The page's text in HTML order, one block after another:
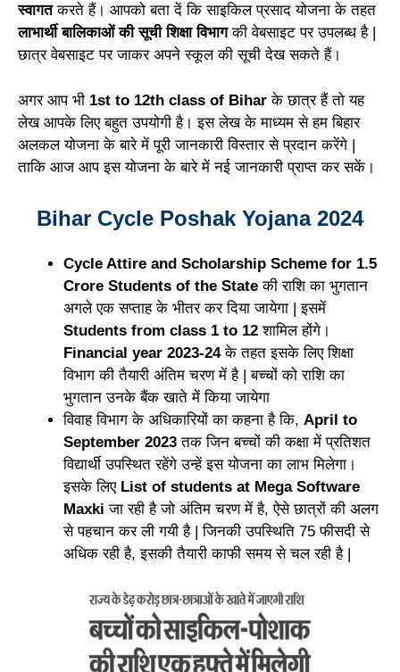
स्वागतकरते हैं। आपको बता दें कि साइकिल प्रसाद योजना के तहत
लाभार्थी बालिकाओं की सूची शिक्षा विभागकी वेबसाइट पर उपलब्ध है |
छात्र वेबसाइट पर जाकर अपने स्कूल की सूची देख सकते हैं।
अगर आप भी 1st to 12th class of Bihar के छात्र हैं तो यह
लेख आपके लिए बहुत उपयोगी है। इस लेख के माध्यम से हम बिहार
अलकल योजना के बारे में पूरी जानकारी विस्तार से प्रदान करेंगे |
ताकि आज आप इस योजना के बारे में नई जानकारी प्राप्त कर सकें।
Bihar Cycle Poshak Yojana 2024
Cycle Attire and Scholarship Scheme for 1.5
Crore Students of the State की राशि का भुगतान
अगले एक सप्ताह के भीतर कर दिया जायेगा | इसमें
Students from class 1 to 12 शामिल होंगे।
Financial year 2023-24के तहत इसके लिए शिक्षा
विभाग की तैयारी अंतिम चरण में है | बच्चों को राशि का
भुगतान उनके बैंक खाते में किया जायेगा
विवाह विभाग के अधिकारियों का कहना है कि, April to
September 2023 तक जिन बच्चों की कक्षा में प्रतिशत
विद्यार्थी उपस्थित रहेंगे उन्हें इस योजना का लाभ मिलेगा।
इसके लिए List of students at Mega Software
Maxki जा रही है जो अंतिम चरण में है, ऐसे छात्रों की अलग
से पहचान कर ली गयी है | जिनकी उपस्थिति 75 फीसदी से
अधिक रही है, इसकी तैयारी काफी समय से चल रही है |